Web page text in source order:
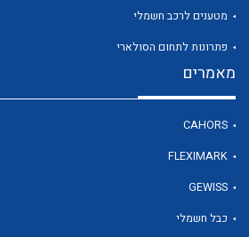
לכל מוצרי היצרן
מטענים לרכב חשמלי
פתרונות לתחום הסולארי
מאמרים
CAHORS
FLEXIMARK
GEWISS
כבל חשמלי